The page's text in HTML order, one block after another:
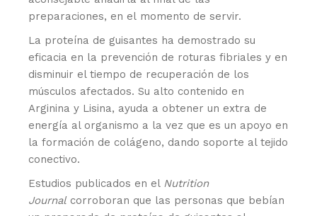
preparaciones, en el momento de servir.
La proteína de guisantes ha demostrado su
eficacia en la prevención de roturas fibriales y en
disminuir el tiempo de recuperación de los
músculos afectados. Su alto contenido en
Arginina y Lisina, ayuda a obtener un extra de
energía al organismo a la vez que es un apoyo en
la formación de colágeno, dando soporte al tejido
conectivo.
Estudios publicados en el Nutrition
Journal corroboran que las personas que bebían